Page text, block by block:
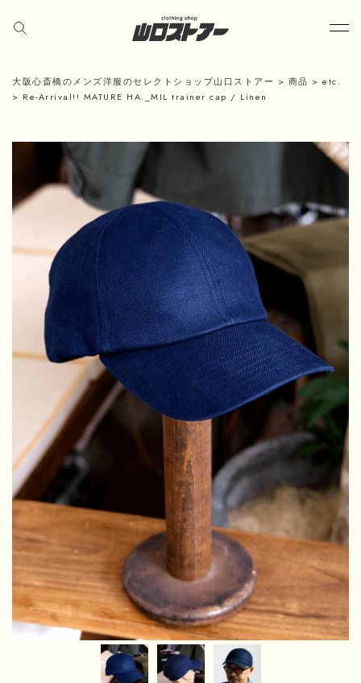
大阪心斎橋のメンズ洋服のセレクトショップ山口ストアー > 商品 > etc.
> Re-Arrival!! MATURE HA._MIL trainer cap / Linen